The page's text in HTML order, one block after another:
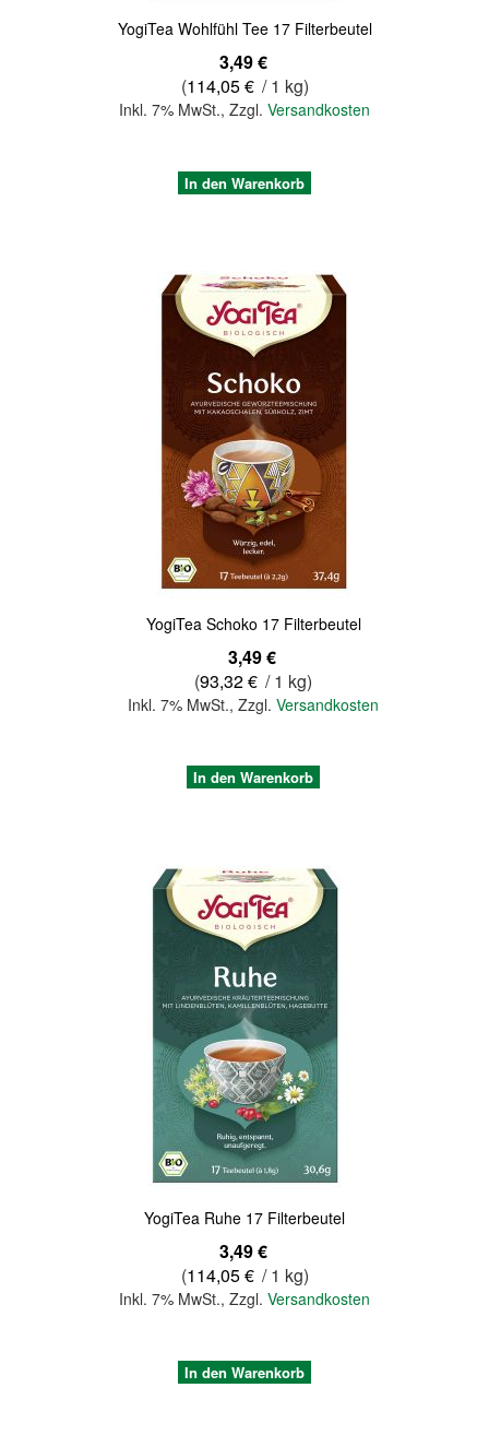
YogiTea Wohlfühl Tee 17 Filterbeutel
3,49 €
(114,05 € / 1 kg)
Inkl. 7% MwSt., Zzgl. Versandkosten
In den Warenkorb
YogiTea Schoko 17 Filterbeutel
3,49 €
(93,32 € / 1 kg)
Inkl. 7% MwSt.,Zzgl.Versandkosten
In den Warenkorb
YogiTea Ruhe 17 Filterbeutel
3,49 €
(114,05 € / 1 kg)
Inkl. 7% MwSt., Zzgl. Versandkosten
In den Warenkorb